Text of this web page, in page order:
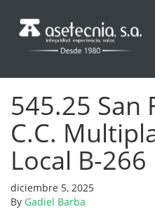
545.25 San
C.C.
Local B-266
diciembre 5, 2025
By Gadiel Barba